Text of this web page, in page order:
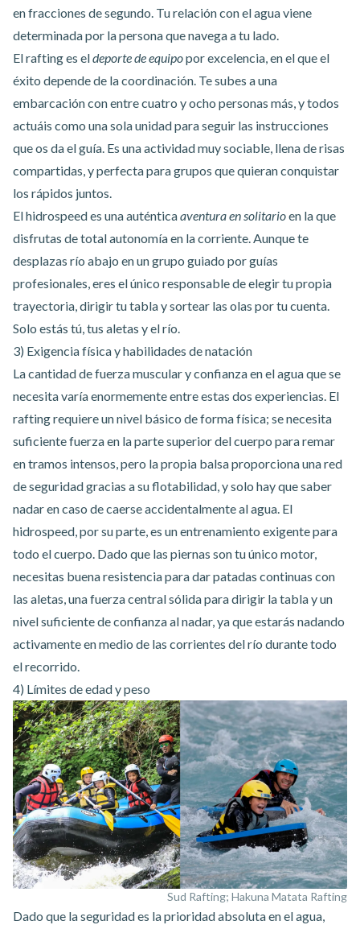
en fracciones de segundo. Tu relación con el agua viene
determinada por la persona que navega a tu lado.
El rafting es eldeporte de equipopor excelencia, en el que el
éxito depende de la coordinación. Te subes a una
embarcación con entre cuatro y ocho personas más, y todos
actuáis como una sola unidad para seguir las instrucciones
que os da el guía. Es una actividad muy sociable, llena de risas
compartidas, y perfecta para grupos que quieran conquistar
los rápidos juntos.
El hidrospeed es una auténticaaventura en solitarioen la que
disfrutas de total autonomía en la corriente. Aunque te
desplazas río abajo en un grupo guiado por guías
profesionales, eres el único responsable de elegir tu propia
trayectoria, dirigir tu tabla y sortear las olas por tu cuenta.
Solo estás tú, tus aletas y el río.
3) Exigencia física y habilidades de natación
La cantidad de fuerza muscular y confianza en el agua que se
necesita varía enormemente entre estas dos experiencias. El
rafting requiere un nivel básico de forma física; se necesita
suficiente fuerza en la parte superior del cuerpo para remar
en tramos intensos, pero la propia balsa proporciona una red
de seguridad gracias a su flotabilidad, y solo hay que saber
nadar en caso de caerse accidentalmente al agua. El
hidrospeed, por su parte, es un entrenamiento exigente para
todo el cuerpo. Dado que las piernas son tu único motor,
necesitas buena resistencia para dar patadas continuas con
las aletas, una fuerza central sólida para dirigir la tabla y un
nivel suficiente de confianza al nadar, ya que estarás nadando
activamente en medio de las corrientes del río durante todo
el recorrido.
4) Límites de edad y peso
Sud Rafting; Hakuna Matata Rafting
Dado que la seguridad es la prioridad absoluta en el agua,